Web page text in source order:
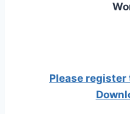
Please